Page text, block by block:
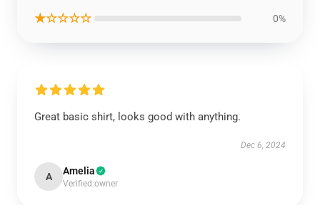
★☆☆☆☆ 0%
Great basic shirt, looks good with anything.
Dec 6, 2024
A Amelia
Verified owner